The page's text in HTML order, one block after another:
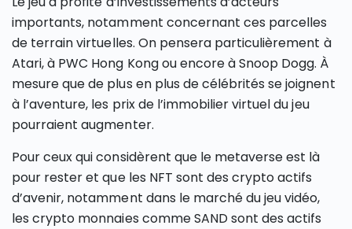
importants, notamment concernant ces parcelles
de terrain virtuelles. On pensera particulièrement à
Atari, à PWC Hong Kong ou encore à Snoop Dogg. À
mesure que de plus en plus de célébrités se joignent
à l’aventure, les prix de l’immobilier virtuel du jeu
pourraient augmenter.
Pour ceux qui considèrent que le metaverse est là
pour rester et que les NFT sont des crypto actifs
d’avenir, notamment dans le marché du jeu vidéo,
les crypto monnaies comme SAND sont des actifs